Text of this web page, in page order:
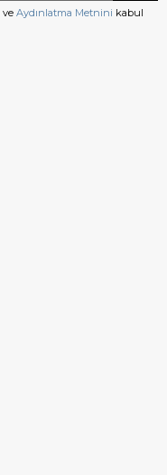
ve Aydınlatma Metnini kabul